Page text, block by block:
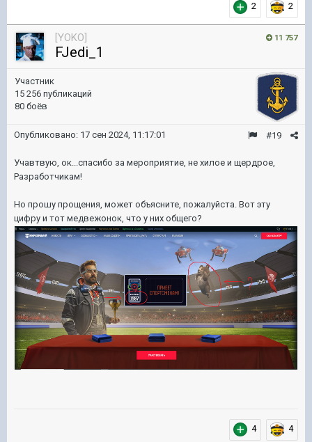
2 2
11 757
[YOKO]
FJedi_1
Участник
15 256 публикаций
80 боёв
#19
Опубликовано: 17 сен 2024, 11:17:01
Учавтвую, ок...спасибо за мероприятие, не хилое и щердрое,
Разработчикам!
Но прошу прощения, может объясните, пожалуйста. Вот эту
цифру и тот медвежонок, что у них общего?
4 4